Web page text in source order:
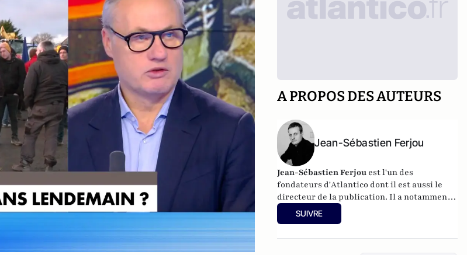
A PROPOS DES AUTEURS
Jean-Sébastien Ferjou
Jean-Sébastien Ferjou est l'un des
fondateurs d'Atlantico dont il est aussi le
directeur de la publication. Il a notamment
travaillé à LCI, pour TF1 et fait de la
production télévisuelle.
SUIVRE